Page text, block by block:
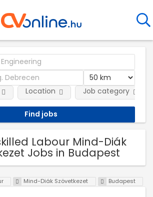
Location Job category
Labour Mind-Diák
Jobs in Budapest
Mind-Diák Szövetkezet Budapest